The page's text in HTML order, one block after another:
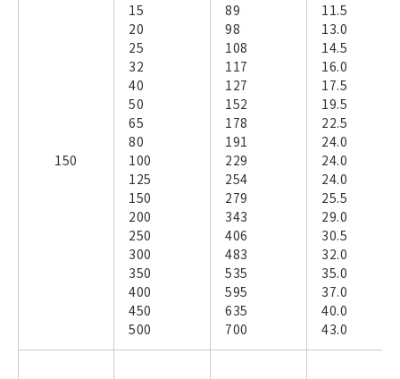
150
15
20
25
32
40
50
65
80
100
125
150
200
250
300
350
400
450
500
89
98
108
117
127
152
178
191
229
254
279
343
406
483
535
595
635
700
11.5
13.0
14.5
16.0
17.5
19.5
22.5
24.0
24.0
24.0
25.5
29.0
30.5
32.0
35.0
37.0
40.0
43.0